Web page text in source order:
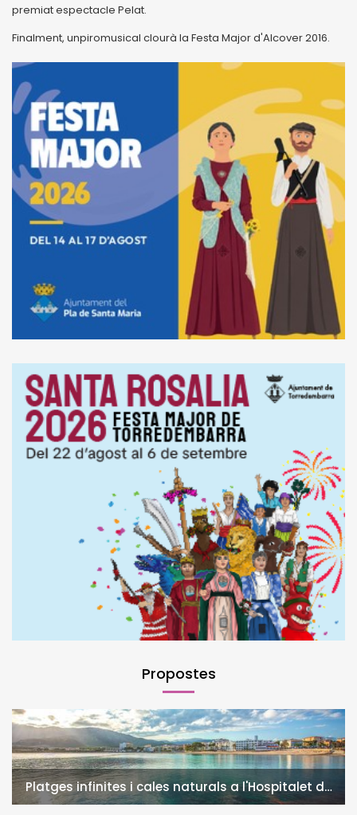
premiat espectacle Pelat.
Finalment, unpiromusical clourà la Festa Major d'Alcover 2016.
Propostes
Platges infinites i cales naturals a l'Hospitalet de
l'Infant i la Vall de Llors